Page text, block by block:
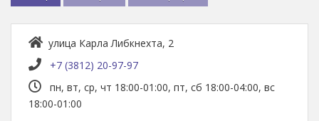
улица Карла Либкнехта, 2
+7 (3812) 20-97-97
пн, вт, ср, чт 18:00-01:00, пт, сб 18:00-04:00, вс
18:00-01:00